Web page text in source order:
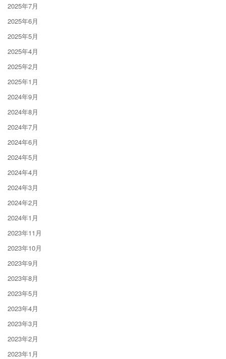
2025年7月
2025年6月
2025年5月
2025年4月
2025年2月
2025年1月
2024年9月
2024年8月
2024年7月
2024年6月
2024年5月
2024年4月
2024年3月
2024年2月
2024年1月
2023年11月
2023年10月
2023年9月
2023年8月
2023年5月
2023年4月
2023年3月
2023年2月
2023年1月